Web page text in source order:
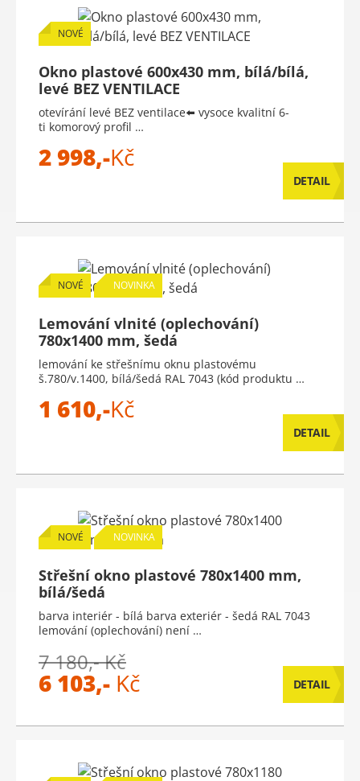
NOVÉ
Okno plastové 600x430 mm, bílá/bílá,
levé BEZ VENTILACE
otevírání levé BEZ ventilace⬅️ vysoce kvalitní 6-
ti komorový profil …
2 998,-Kč
DETAIL
NOVÉ NOVINKA
Lemování vlnité (oplechování)
780x1400 mm, šedá
lemování ke střešnímu oknu plastovému
š.780/v.1400, bílá/šedá RAL 7043 (kód produktu …
1 610,-Kč
DETAIL
NOVÉ NOVINKA
Střešní okno plastové 780x1400 mm,
bílá/šedá
barva interiér - bílá barva exteriér - šedá RAL 7043
lemování (oplechování) není …
7 180,- Kč
6 103,- Kč DETAIL